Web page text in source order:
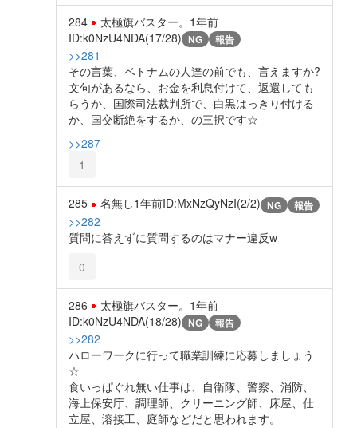
284 太極旗バスター。 1年前
ID:k0NzU4NDA(17/28) NG 報告
>>281
その言葉、ベトナムの人達の前でも、言えますか?
文句があるなら、お金を利息付けて、返還しても
らうか、国際司法裁判所で、白黒はっきり付ける
か、国交断絶をするか、の三択です☆
>>287
1
285 名無し1年前ID:MxNzQyNzI(2/2) NG 報告
>>282
質問に答えずに質問するのはマナー違反w
0
286 太極旗バスター。 1年前
ID:k0NzU4NDA(18/28) NG 報告
>>282
ハローワークに行って職業訓練に応募しましょう
☆
食いっぱぐれ無い仕事は、自衛隊、警察、消防、
海上保安庁、調理師、クリーニング師、床屋、仕
立屋、溶接工、庭師などだと思われます。